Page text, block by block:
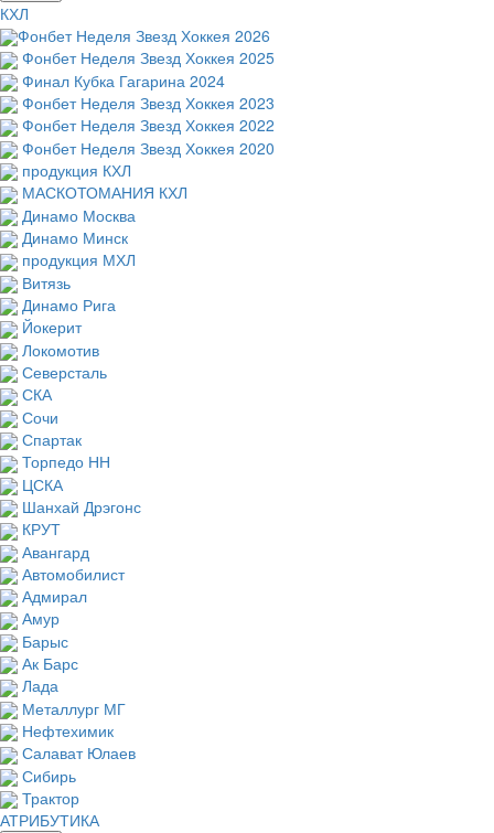
КХЛ
Фонбет Неделя Звезд Хоккея 2026
Фонбет Неделя Звезд Хоккея 2025
Финал Кубка Гагарина 2024
Фонбет Неделя Звезд Хоккея 2023
Фонбет Неделя Звезд Хоккея 2022
Фонбет Неделя Звезд Хоккея 2020
продукция КХЛ
МАСКОТОМАНИЯ КХЛ
Динамо Москва
Динамо Минск
продукция МХЛ
Витязь
Динамо Рига
Йокерит
Локомотив
Северсталь
СКА
Сочи
Спартак
Торпедо НН
ЦСКА
Шанхай Дрэгонс
КРУТ
Авангард
Автомобилист
Адмирал
Амур
Барыс
Ак Барс
Лада
Металлург МГ
Нефтехимик
Салават Юлаев
Сибирь
Трактор
АТРИБУТИКА